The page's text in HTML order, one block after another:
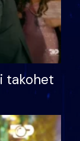
takohet
letër